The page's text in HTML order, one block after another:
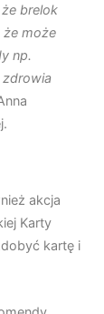
brelok
że może
np.
zdrowia
akcja
Karty
kartę i